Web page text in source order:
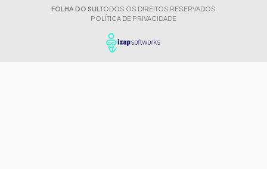
FOLHA DO SUL TODOS OS DIREITOS RESERVADOS
POLÍTICA DE PRIVACIDADE